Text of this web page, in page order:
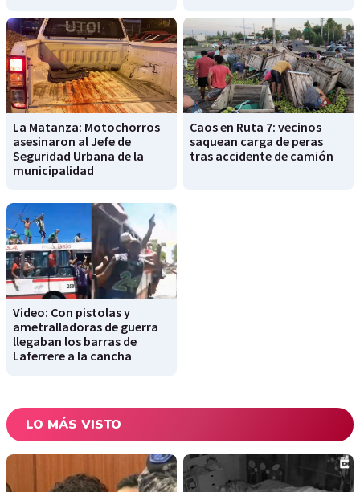
La Matanza: Motochorros
asesinaron al Jefe de
Seguridad Urbana de la
municipalidad
Caos en Ruta 7: vecinos
saquean carga de peras
tras accidente de camión
Video: Con pistolas y
ametralladoras de guerra
llegaban los barras de
Laferrere a la cancha
LO MÁS VISTO